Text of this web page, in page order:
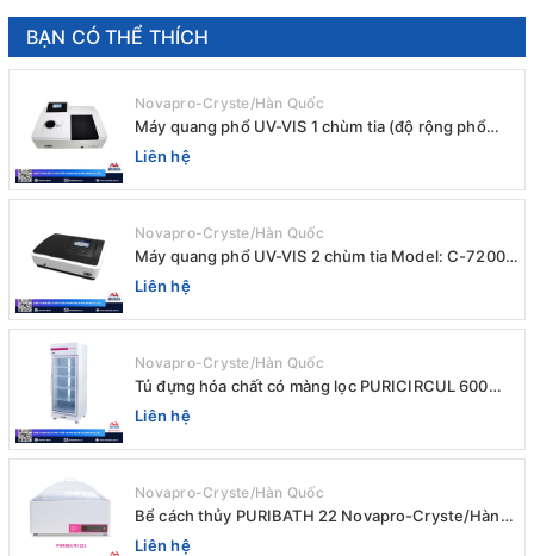
BẠN CÓ THỂ THÍCH
Novapro-Cryste/Hàn Quốc
Máy quang phổ UV-VIS 1 chùm tia (độ rộng phổ
4nm) E-1000UV / Peak
Liên hệ
Novapro-Cryste/Hàn Quốc
Máy quang phổ UV-VIS 2 chùm tia Model: C-7200 /
Peak
Liên hệ
Novapro-Cryste/Hàn Quốc
Tủ đựng hóa chất có màng lọc PURICIRCUL 600
AIRTIGHT Novapro-Cryste/Hàn Quốc
Liên hệ
Novapro-Cryste/Hàn Quốc
Bể cách thủy PURIBATH 22 Novapro-Cryste/Hàn
Quốc
Liên hệ